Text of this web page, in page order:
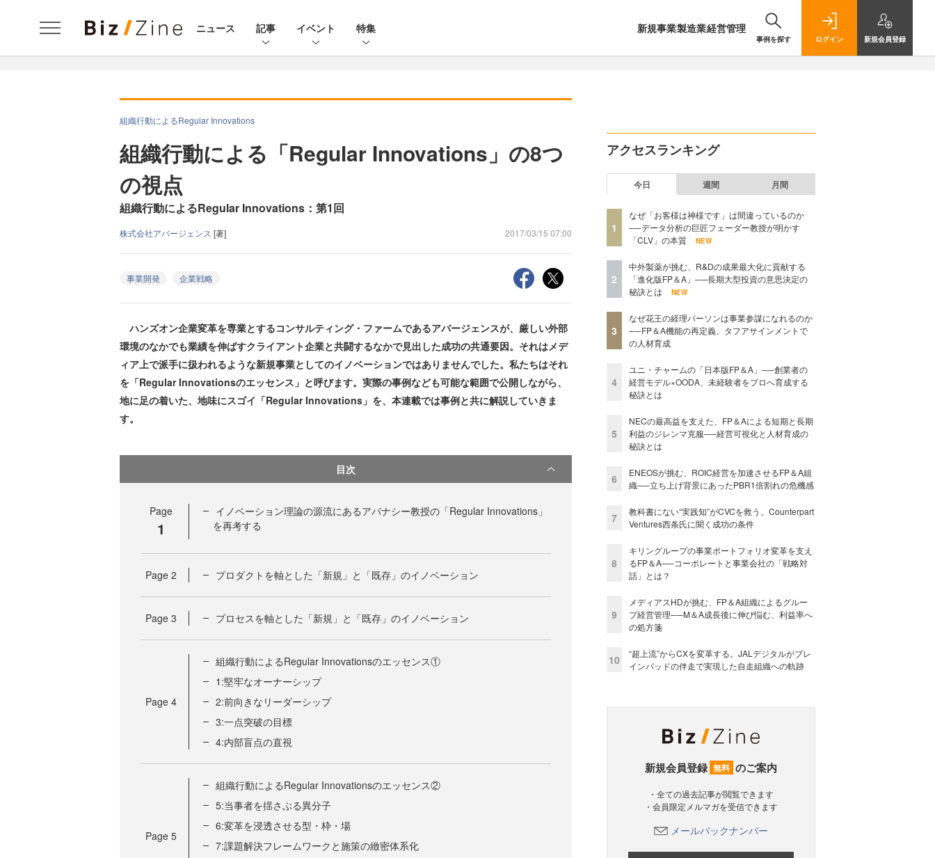
ニュース 記事 イベント 特集 新規事業製造業経営管理
事例を探す ログイン 新規会員登録
組織行動によるRegular Innovations
組織行動による「Regular Innovations」の8つ
の視点
組織行動によるRegular Innovations：第1回
株式会社アバージェンス [著] 2017/03/15 07:00
事業開発 企業戦略
ハンズオン企業変革を専業とするコンサルティング・ファームであるアバージェンスが、厳しい外部
環境のなかでも業績を伸ばすクライアント企業と共闘するなかで見出した成功の共通要因。それはメデ
ィア上で派手に扱われるような新規事業としてのイノベーションではありませんでした。私たちはそれ
を「Regular Innovationsのエッセンス」と呼びます。実際の事例なども可能な範囲で公開しながら、
地に足の着いた、地味にスゴイ「Regular Innovations」を、本連載では事例と共に解説していきま
す。
目次
Page
1
イノベーション理論の源流にあるアバナシー教授の「Regular Innovations」
を再考する
Page 2 プロダクトを軸とした「新規」と「既存」のイノベーション
Page 3 プロセスを軸とした「新規」と「既存」のイノベーション
Page 4
組織行動によるRegular Innovationsのエッセンス①
1:堅牢なオーナーシップ
2:前向きなリーダーシップ
3:一点突破の目標
4:内部盲点の直視
Page 5
組織行動によるRegular Innovationsのエッセンス②
5:当事者を揺さぶる異分子
6:変革を浸透させる型・枠・場
7:課題解決フレームワークと施策の緻密体系化
アクセスランキング
今日 週間 月間
1
なぜ「お客様は神様です」は間違っているのか
──データ分析の巨匠フェーダー教授が明かす
「CLV」の本質
NEW
2
中外製薬が挑む、R&Dの成果最大化に貢献する
「進化版FP＆A」──長期大型投資の意思決定の
秘訣とは
NEW
3
なぜ花王の経理パーソンは事業参謀になれるのか
──FP＆A機能の再定義、タフアサインメントで
の人材育成
4
ユニ・チャームの「日本版FP＆A」──創業者の
経営モデル×OODA、未経験者をプロへ育成する
秘訣とは
5
NECの最高益を支えた、FP＆Aによる短期と長期
利益のジレンマ克服──経営可視化と人材育成の
秘訣とは
6
ENEOSが挑む、ROIC経営を加速させるFP＆A組
織──立ち上げ背景にあったPBR1倍割れの危機感
7
教科書にない“実践知”がCVCを救う。Counterpart
Ventures西条氏に聞く成功の条件
8
キリングループの事業ポートフォリオ変革を支え
るFP＆A──コーポレートと事業会社の「戦略対
話」とは？
9
メディアスHDが挑む、FP＆A組織によるグルー
プ経営管理──M＆A成長後に伸び悩む、利益率へ
の処方箋
10
“超上流”からCXを変革する。JALデジタルがブレ
インパッドの伴走で実現した自走組織への軌跡
新規会員登録 無料 のご案内
・全ての過去記事が閲覧できます
・会員限定メルマガを受信できます
メールバックナンバー